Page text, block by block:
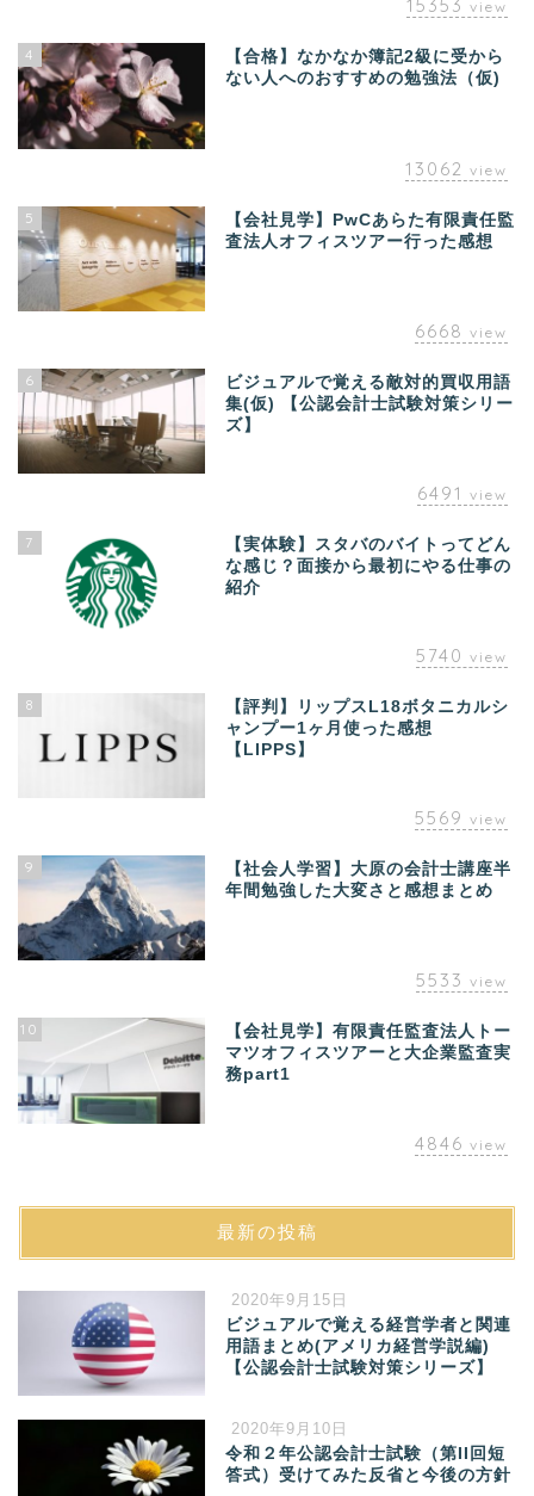
15353 view
4
【合格】なかなか簿記2級に受から
ない人へのおすすめの勉強法（仮)
13062 view
5
【会社見学】PwCあらた有限責任監
査法人オフィスツアー行った感想
6668 view
6
ビジュアルで覚える敵対的買収用語
集(仮) 【公認会計士試験対策シリー
ズ】
6491 view
7
【実体験】スタバのバイトってどん
な感じ？面接から最初にやる仕事の
紹介
5740 view
8
【評判】リップスL18ボタニカルシ
ャンプー1ヶ月使った感想
【LIPPS】
5569 view
9
【社会人学習】大原の会計士講座半
年間勉強した大変さと感想まとめ
5533 view
10
【会社見学】有限責任監査法人トー
マツオフィスツアーと大企業監査実
務part1
4846 view
最新の投稿
2020年9月15日
ビジュアルで覚える経営学者と関連
用語まとめ(アメリカ経営学説編)
【公認会計士試験対策シリーズ】
2020年9月10日
令和２年公認会計士試験（第II回短
答式）受けてみた反省と今後の方針